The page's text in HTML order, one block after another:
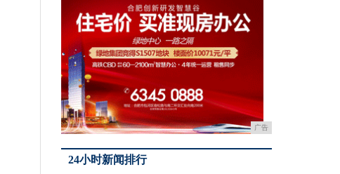
广告
24小时新闻排行